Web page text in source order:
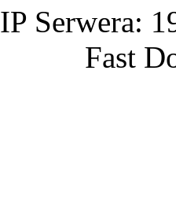
IP Serwera:
Fast